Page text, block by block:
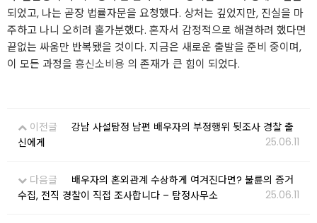
되었고, 나는 곧장 법률자문을 요청했다. 상처는 깊었지만, 진실을 마
주하고 나니 오히려 홀가분했다. 혼자서 감정적으로 해결하려 했다면
끝없는 싸움만 반복됐을 것이다. 지금은 새로운 출발을 준비 중이며,
이 모든 과정을 흥신소비용 의 존재가 큰 힘이 되었다.
이전글
강남 사설탐정 남편 배우자의 부정행위 뒷조사 경찰 출
신에게
25.06.11
다음글
배우자의 혼외관계 수상하게 여겨진다면? 불륜의 증거
수집, 전직 경찰이 직접 조사합니다 – 탐정사무소
25.06.11